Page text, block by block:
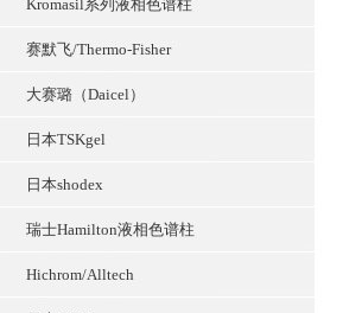
Kromasil系列液相色谱柱
赛默飞/Thermo-Fisher
大赛璐（Daicel）
日本TSKgel
日本shodex
瑞士Hamilton液相色谱柱
Hichrom/Alltech